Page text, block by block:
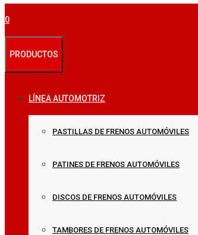
0
PRODUCTOS
LÍNEA AUTOMOTRIZ
PASTILLAS DE FRENOS AUTOMÓVILES
PATINES DE FRENOS AUTOMÓVILES
DISCOS DE FRENOS AUTOMÓVILES
TAMBORES DE FRENOS AUTOMÓVILES